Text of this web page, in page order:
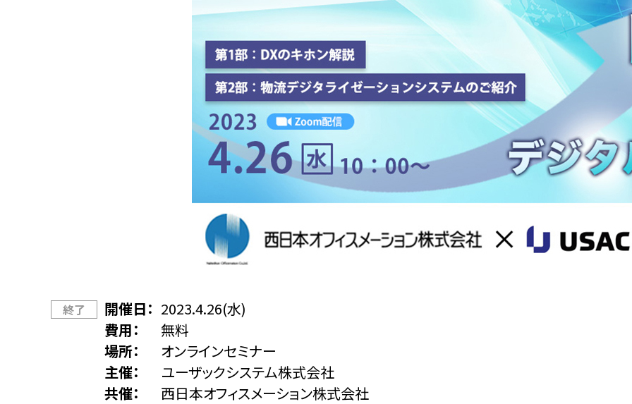
終了 開催日
2023.4.26(水)
費用
無料
場所
オンラインセミナー
主催
ユーザックシステム株式会社
共催
西日本オフィスメーション株式会社